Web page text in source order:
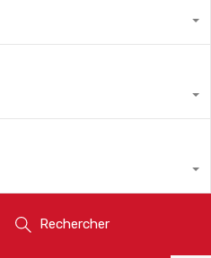
Rechercher